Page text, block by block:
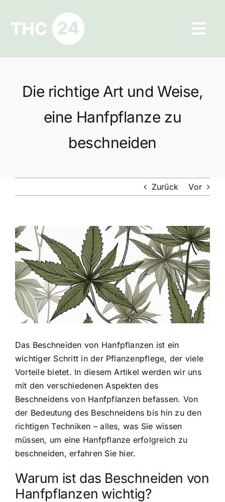
springen
Ratgeber
Hilfe und Kontakt
Datenschutz
Die richtige Art und Weise,
eine Hanfpflanze zu
beschneiden
Zurück Vor
Zeige
grösseres
Bild
Das Beschneiden von Hanfpflanzen ist ein
wichtiger Schritt in der Pflanzenpflege, der viele
Vorteile bietet. In diesem Artikel werden wir uns
mit den verschiedenen Aspekten des
Beschneidens von Hanfpflanzen befassen. Von
der Bedeutung des Beschneidens bis hin zu den
richtigen Techniken – alles, was Sie wissen
müssen, um eine Hanfpflanze erfolgreich zu
beschneiden, erfahren Sie hier.
Warum ist das Beschneiden von
Hanfpflanzen wichtig?